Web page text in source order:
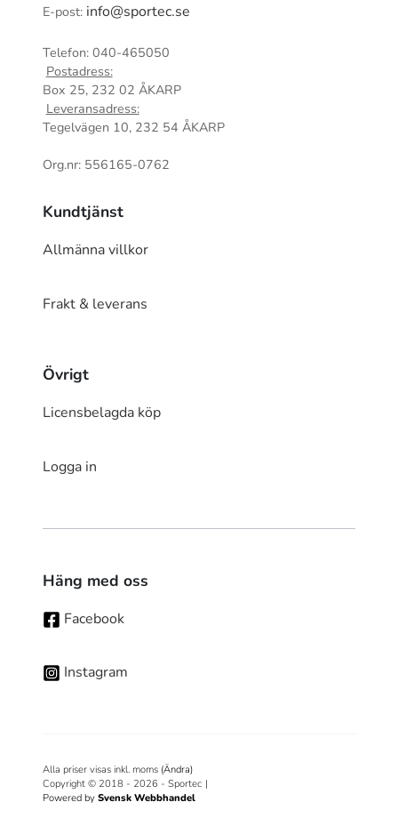
E-post: info@sportec.se
Telefon: 040-465050
Postadress:
Box 25, 232 02 ÅKARP
Leveransadress:
Tegelvägen 10, 232 54 ÅKARP
Org.nr: 556165-0762
Kundtjänst
Allmänna villkor
Frakt & leverans
Övrigt
Licensbelagda köp
Logga in
Häng med oss
Facebook
Instagram
Alla priser visas inkl. moms (Ändra)
Copyright © 2018 - 2026 - Sportec |
Powered by Svensk Webbhandel